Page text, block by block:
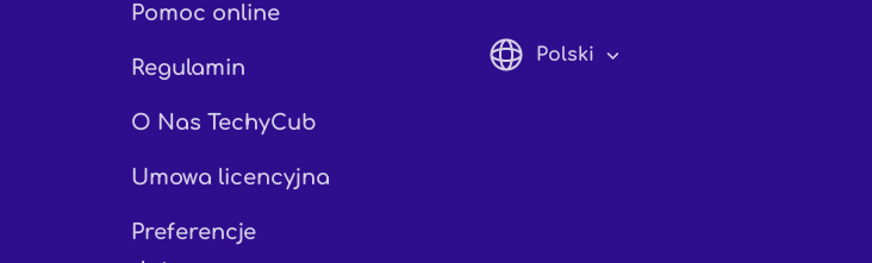
Pomoc online
Regulamin
O Nas TechyCub
Umowa licencyjna
Preferencje
Polski